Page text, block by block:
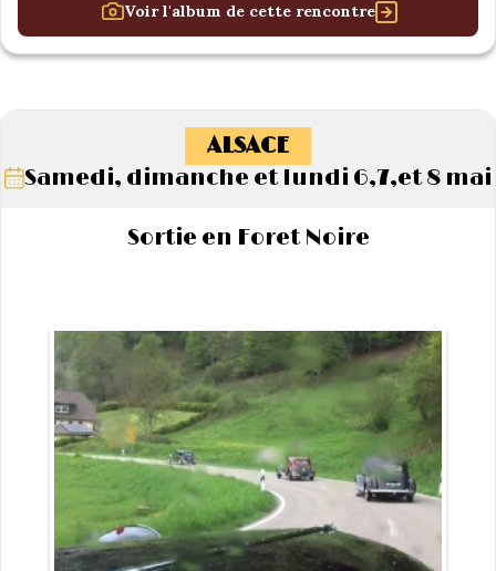
Voir l'album de cette rencontre
ALSACE
Samedi, dimanche et lundi 6,7,et 8 mai
Sortie en Foret Noire